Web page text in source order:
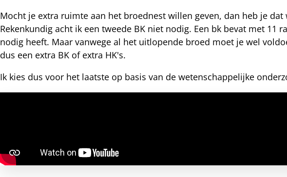
Mocht je extra ruimte aan het broednest willen geven, dan heb je
Rekenkundig acht ik een tweede BK niet nodig. Een bk bevat met 11
nodig heeft. Maar vanwege al het uitlopende broed moet je wel
dus een extra BK of extra HK's.
Ik kies dus voor het laatste op basis van de wetenschappelijke